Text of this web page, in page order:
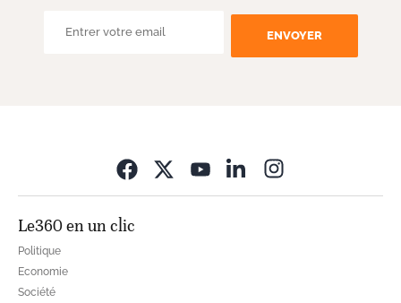
ENVOYER
Le360 en un clic
Politique
Economie
Société